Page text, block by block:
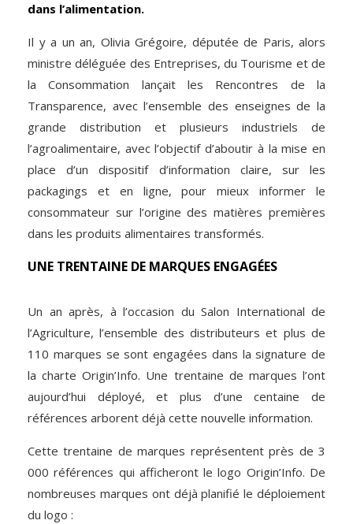
dans l’alimentation.
Il y a un an, Olivia Grégoire, députée de Paris, alors
ministre déléguée des Entreprises, du Tourisme et de
la Consommation lançait les Rencontres de la
Transparence, avec l’ensemble des enseignes de la
grande distribution et plusieurs industriels de
l’agroalimentaire, avec l’objectif d’aboutir à la mise en
place d’un dispositif d’information claire, sur les
packagings et en ligne, pour mieux informer le
consommateur sur l’origine des matières premières
dans les produits alimentaires transformés.
UNE TRENTAINE DE MARQUES ENGAGÉES
Un an après, à l’occasion du Salon International de
l’Agriculture, l’ensemble des distributeurs et plus de
110 marques se sont engagées dans la signature de
la charte Origin’Info. Une trentaine de marques l’ont
aujourd’hui déployé, et plus d’une centaine de
références arborent déjà cette nouvelle information.
Cette trentaine de marques représentent près de 3
000 références qui afficheront le logo Origin’Info. De
nombreuses marques ont déjà planifié le déploiement
du logo :